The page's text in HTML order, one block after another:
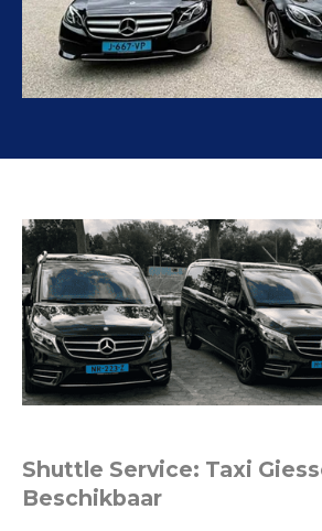
Shuttle Service: Taxi
Beschikbaar